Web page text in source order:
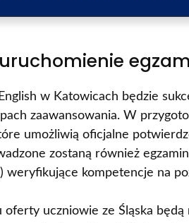
w Katowicach będzie
zaawansowania. W
umożliwią oficjalne
zostaną również
weryfikujące kompetencje na
oferty uczniowie ze Śląska